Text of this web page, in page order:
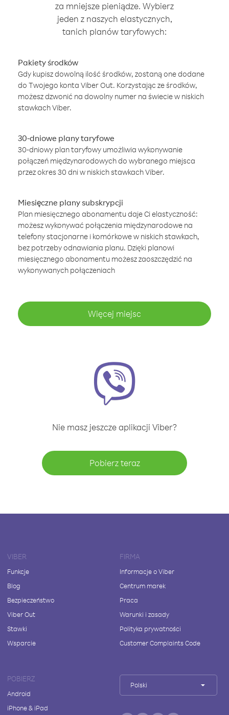
za mniejsze pieniądze. Wybierz
jeden z naszych elastycznych,
tanich planów taryfowych:
Pakiety środków
Gdy kupisz dowolną ilość środków, zostaną one dodane
do Twojego konta Viber Out. Korzystając ze środków,
możesz dzwonić na dowolny numer na świecie w niskich
stawkach Viber.
30-dniowe plany taryfowe
30-dniowy plan taryfowy umożliwia wykonywanie
połączeń międzynarodowych do wybranego miejsca
przez okres 30 dni w niskich stawkach Viber.
Miesięczne plany subskrypcji
Plan miesięcznego abonamentu daje Ci elastyczność:
możesz wykonywać połączenia międzynarodowe na
telefony stacjonarne i komórkowe w niskich stawkach,
bez potrzeby odnawiania planu. Dzięki planowi
miesięcznego abonamentu możesz zaoszczędzić na
wykonywanych połączeniach
Więcej miejsc
Nie masz jeszcze aplikacji Viber?
Pobierz teraz
VIBER
Funkcje
Blog
Bezpieczeństwo
Viber Out
Stawki
Wsparcie
FIRMA
Informacje o Viber
Centrum marek
Praca
Warunki i zasady
Polityka prywatności
Customer Complaints Code
POBIERZ
Android
iPhone & iPad
Polski